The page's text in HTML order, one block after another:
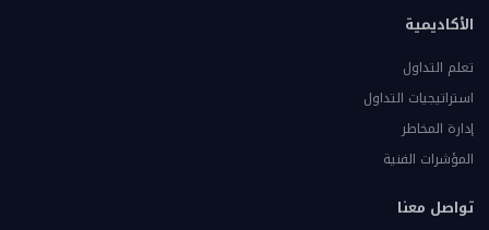
الأكاديمية
تعلم التداول
استراتيجيات التداول
إدارة المخاطر
المؤشرات الفنية
تواصل معنا